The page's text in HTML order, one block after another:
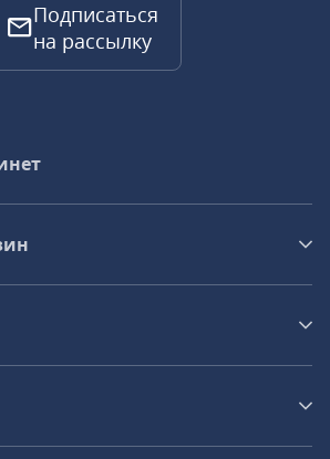
Подписаться
на рассылку